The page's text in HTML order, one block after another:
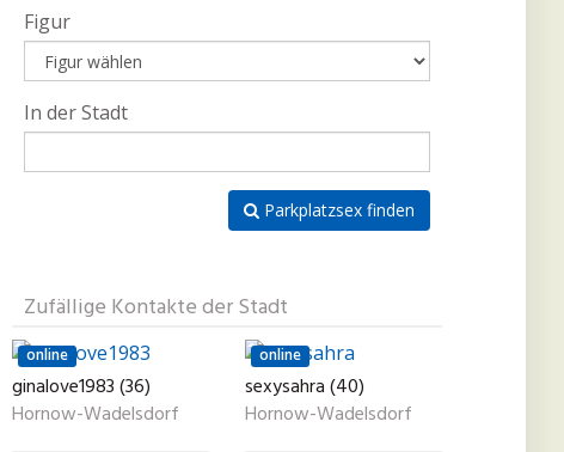
Figur
In der Stadt
Parkplatzsex finden
Zufällige Kontakte der Stadt
online
ginalove1983 (36)
Hornow-Wadelsdorf
online
sexysahra (40)
Hornow-Wadelsdorf